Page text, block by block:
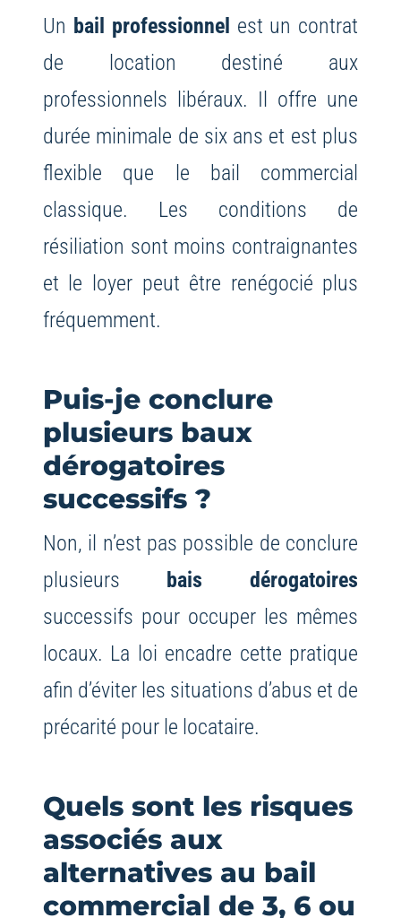
Un bail professionnel est un contrat
de location destiné aux
professionnels libéraux. Il offre une
durée minimale de six ans et est plus
flexible que le bail commercial
classique. Les conditions de
résiliation sont moins contraignantes
et le loyer peut être renégocié plus
fréquemment.
Puis-je conclure
plusieurs baux
dérogatoires
successifs ?
Non, il n’est pas possible de conclure
plusieurs bais dérogatoires
successifs pour occuper les mêmes
locaux. La loi encadre cette pratique
afin d’éviter les situations d’abus et de
précarité pour le locataire.
Quels sont les risques
associés aux
alternatives au bail
commercial de 3, 6 ou